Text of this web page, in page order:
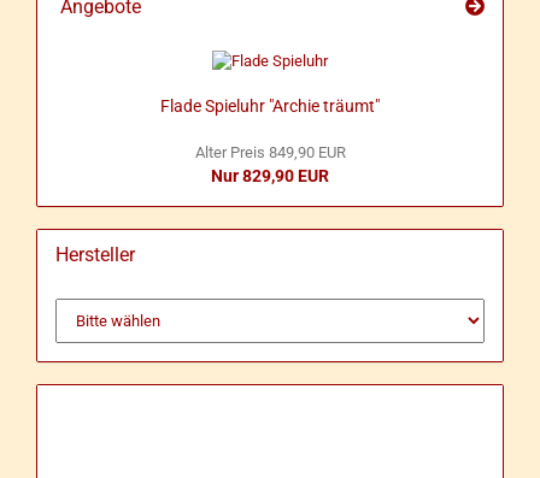
Angebote
Flade Spiel­uhr "Ar­chie träumt"
Alter Preis 849,90 EUR
Nur 829,90 EUR
Hersteller